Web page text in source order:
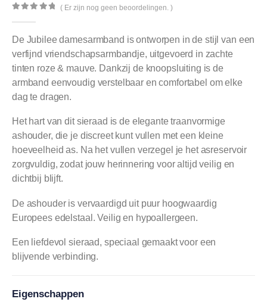
( Er zijn nog geen beoordelingen. )
De Jubilee damesarmband is ontworpen in de stijl van een
verfijnd vriendschapsarmbandje, uitgevoerd in zachte
tinten roze & mauve. Dankzij de knoopsluiting is de
armband eenvoudig verstelbaar en comfortabel om elke
dag te dragen.
Het hart van dit sieraad is de elegante traanvormige
ashouder, die je discreet kunt vullen met een kleine
hoeveelheid as. Na het vullen verzegel je het asreservoir
zorgvuldig, zodat jouw herinnering voor altijd veilig en
dichtbij blijft.
De ashouder is vervaardigd uit puur hoogwaardig
Europees edelstaal. Veilig en hypoallergeen.
Een liefdevol sieraad, speciaal gemaakt voor een
blijvende verbinding.
Eigenschappen